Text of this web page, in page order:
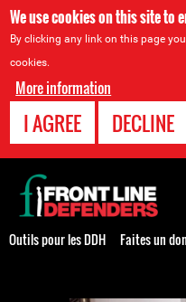
We use cookies on this site to
By clicking any link on this page
cookies.
More information
I AGREE DECLINE
Back
to
top
Outils pour les DDH Faites un don